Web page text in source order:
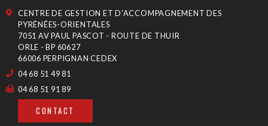
CENTRE DE GESTION ET D'ACCOMPAGNEMENT DES
PYRÉNÉES-ORIENTALES
7051 AV PAUL PASCOT - ROUTE DE THUIR
ORLE - BP 60627
66006 PERPIGNAN CEDEX
04 68 51 49 81
04 68 51 91 89
CONTACT